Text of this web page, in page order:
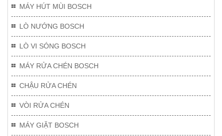
MÁY HÚT MÙI BOSCH
LÒ NƯỚNG BOSCH
LÒ VI SÓNG BOSCH
MÁY RỬA CHÉN BOSCH
CHẬU RỬA CHÉN
VÒI RỬA CHÉN
MÁY GIẶT BOSCH